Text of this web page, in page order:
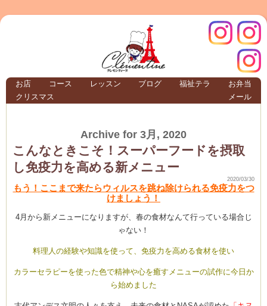
クレモンティーヌ –
お店 コース レッスン ブログ 福祉テラ
お弁当
クリスマス
メール
インス
クレモ
Archive for 3月, 2020
こんなときこそ！スーパーフードを摂取
し免疫力を高める新メニュー
2020/03/30
もう！ここまで来たらウィルスを跳ね除けられる免疫力をつ
けましょう！
4月から新メニューになりますが、春の食材なんて行っている場合じ
ゃない！
料理人の経験や知識を使って、免疫力を高める食材を使い
カラーセラピーを使った色で精神や心を癒すメニューの試作に今日か
ら始めました